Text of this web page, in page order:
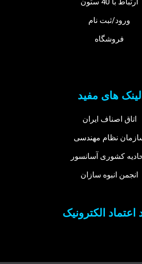
ورود/ثبت نام
فروشگاه
لینک های مفید
اتاق اصناف ایران
نظام مهندسی
کشوری آسانسور
انجمن انبوه سازان
اعتماد الکترونیک